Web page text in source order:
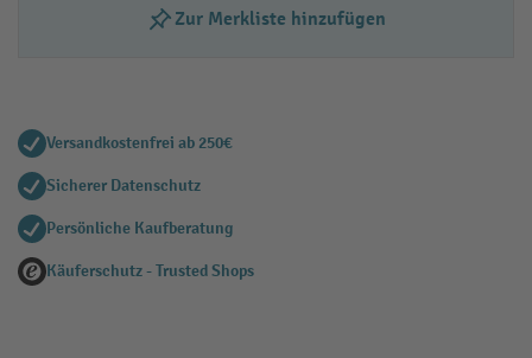
Zur Merkliste hinzufügen
Versandkostenfrei ab 250€
Sicherer Datenschutz
Persönliche Kaufberatung
Käuferschutz - Trusted Shops